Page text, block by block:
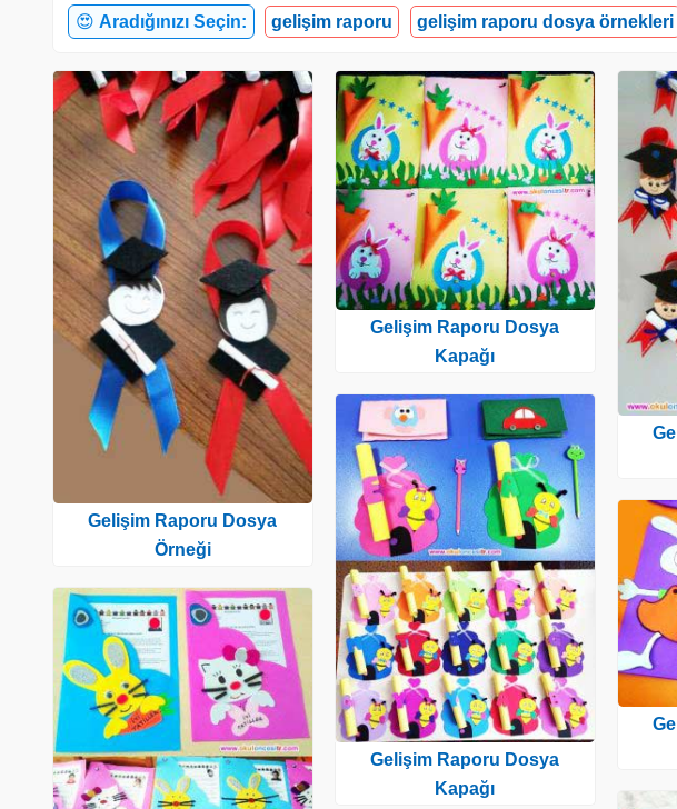
😍 Aradığınızı Seçin: gelişim raporu gelişim raporu dosya örnekleri
Gelişim Raporu Dosya
Örneği
Gelişim Raporu Dosya
Kapağı
Gelişim Raporu Dosya
Kapağı